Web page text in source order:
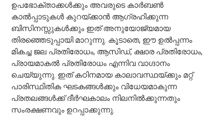
ഉപഭോക്താക്കൾക്കും അവരുടെ കാർബൺ
കാൽപ്പാടുകൾ കുറയ്ക്കാൻ ആഗ്രഹിക്കുന്ന
ബിസിനസ്സുകൾക്കും ഇത് അനുയോജ്യമായ
തിരഞ്ഞെടുപ്പായി മാറുന്നു. കൂടാതെ, ഈ ഉൽപ്പന്നം
മികച്ച ജല പ്രതിരോധം, ആസിഡ്, ക്ഷാര പ്രതിരോധം,
പ്രായമാകൽ പ്രതിരോധം എന്നിവ വാഗ്ദാനം
ചെയ്യുന്നു. ഇത് കഠിനമായ കാലാവസ്ഥയ്ക്കും മറ്റ്
പാരിസ്ഥിതിക ഘടകങ്ങൾക്കും വിധേയമാകുന്ന
പ്രതലങ്ങൾക്ക് ദീർഘകാലം നിലനിൽക്കുന്നതും
സംരക്ഷണവും ഉറപ്പാക്കുന്നു.